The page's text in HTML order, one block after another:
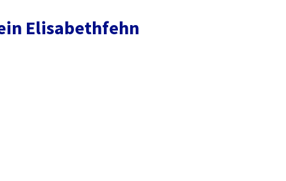
Elisabethfehn